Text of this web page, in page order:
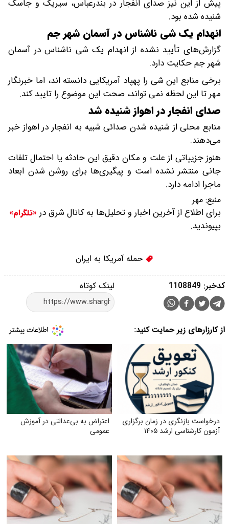
پیش از این نیز صدای انفجار در بندرعباس، سیریک و جاسک
شنیده شده بود.
انهدام یک شی ناشناس در آسمان شهر جم
گزارش‌های تأیید نشده از انهدام یک شی ناشناس در آسمان
شهر جم حکایت دارد.
برخی منابع این شی را پهپاد آمریکایی دانسته اند، اما خبرنگار
مهر تا این لحظه نمی تواند، صحت این موضوع را تایید کند.
صدای انفجار در اهواز شنیده شد
منابع محلی از شنیده شدن صدائی شبیه به انفجار در اهواز خبر
می‌دهند.
هنوز جزییاتی از علت و مکان دقیق این حادثه یا احتمال تلفات
جانی منتشر نشده است و پیگیری‌ها برای روشن شدن ابعاد
ماجرا ادامه دارد.
منبع: مهر
برای اطلاع از آخرین اخبار و تحلیل‌ها به کانال شرق در «تلگرام»
بپیوندید.
حمله آمریکا به ایران
لینک کوتاه کدخبر: 1108849
از کارزارهای زیر حمایت کنید:
درخواست بازنگری در زمان برگزاری
آزمون کارشناسی ارشد ۱۴۰۵
اعتراض به بی‌عدالتی در آموزش
عمومی